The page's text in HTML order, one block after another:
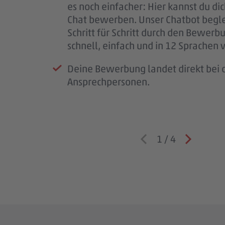
es noch einfacher: Hier kannst du
Chat bewerben. Unser Chatbot
Schritt für Schritt durch den
schnell, einfach und in 12 Sprachen
Deine Bewerbung landet direkt bei
Ansprechpersonen.
für deine Geduld – jede Bewerbung
wichtig.
Wenn wir Rückfragen haben,
Team – und wir lernen dich besser
1 / 4